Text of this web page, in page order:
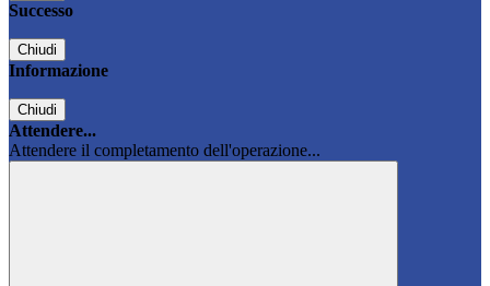
Successo
Chiudi
Informazione
Chiudi
Attendere...
Attendere il completamento dell'operazione...